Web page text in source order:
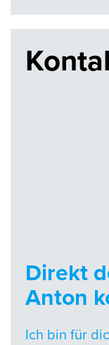
Direkt
Anton
Ich bin für